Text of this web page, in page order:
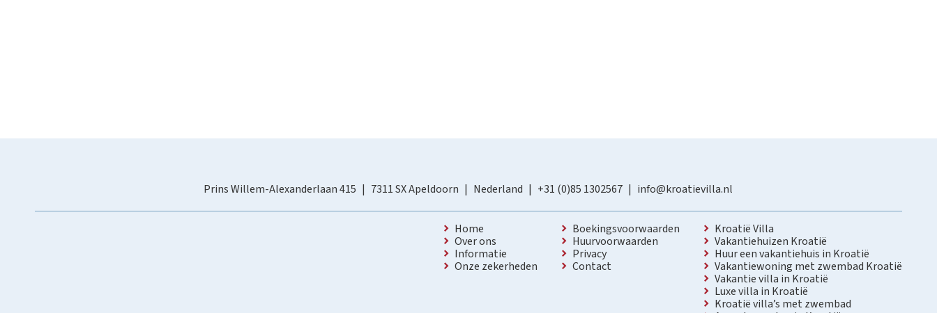
Prins Willem-Alexanderlaan 415 7311 SX Apeldoorn Nederland +31 (0)85 1302567 info@kroatievilla.nl
Home
Over ons
Informatie
Onze zekerheden
Boekingsvoorwaarden
Huurvoorwaarden
Privacy
Contact
Kroatië Villa
Vakantiehuizen Kroatië
Huur een vakantiehuis in Kroatië
Vakantiewoning met zwembad Kroatië
Vakantie villa in Kroatië
Luxe villa in Kroatië
Kroatië villa’s met zwembad